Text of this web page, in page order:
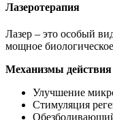
Лазеротерапия
Лазер – это особый
мощное
Механизмы действия
Улучшение
Стимуляция